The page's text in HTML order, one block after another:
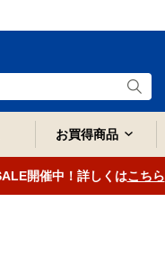
お買得商品
開催中！詳しくはこちら